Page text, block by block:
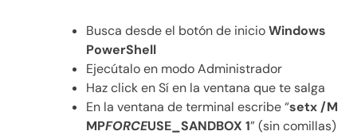
Busca desde el botón de inicioWindows
PowerShell
Ejecútalo en modo Administrador
Haz click en Sí en la ventana que te salga
En la ventana de terminal escribe “setx /M
MPFORCEUSE_SANDBOX 1” (sin comillas)